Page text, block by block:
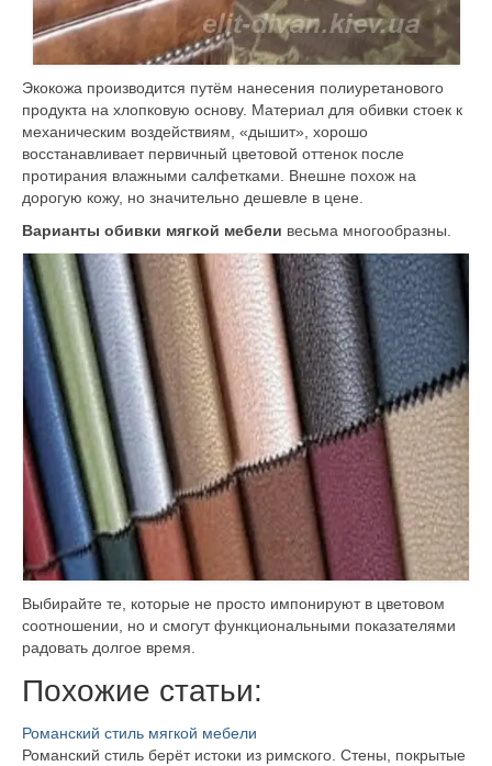
Экокожа производится путём нанесения полиуретанового
продукта на хлопковую основу. Материал для обивки стоек к
механическим воздействиям, «дышит», хорошо
восстанавливает первичный цветовой оттенок после
протирания влажными салфетками. Внешне похож на
дорогую кожу, но значительно дешевле в цене.
Варианты обивки мягкой мебели весьма многообразны.
Выбирайте те, которые не просто импонируют в цветовом
соотношении, но и смогут функциональными показателями
радовать долгое время.
Похожие статьи:
Романский стиль мягкой мебели
Романский стиль берёт истоки из римского. Стены, покрытые